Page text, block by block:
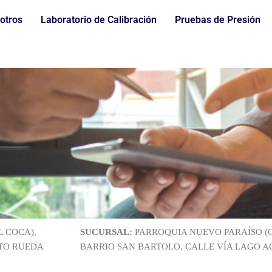
Laboratorio de Calibración Pruebas de Presión
COCA),
RUEDA
SUCURSAL: PARROQUIA NUEVO PARAÍSO
BARRIO SAN BARTOLO, CALLE VÍA LAGO